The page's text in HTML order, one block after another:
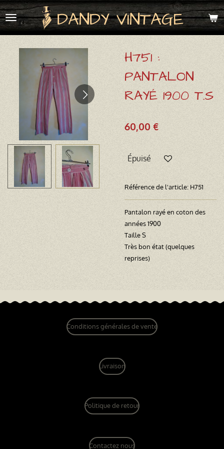
Passer
au
contenu
DANDY VINTAGE
H751 :
PANTALON
RAYÉ 1900 T.S
60,00 €
Épuisé
Référence de l'article: H751
Pantalon rayé en coton des
années 1900
Taille S
Très bon état (quelques
reprises)
Conditions générales de vente
Livraison
Politique de retour
Contactez nous